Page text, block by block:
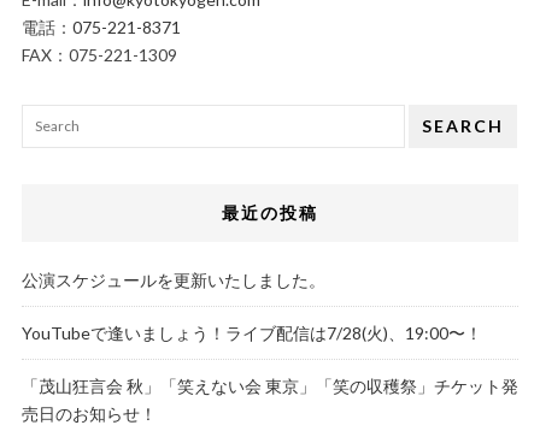
電話： 075-221-8371
FAX：075-221-1309
SEARCH
最近の投稿
公演スケジュールを更新いたしました。
YouTubeで逢いましょう！ライブ配信は7/28(火)、19:00〜！
「茂山狂言会 秋」「笑えない会 東京」「笑の収穫祭」チケット発
売日のお知らせ！